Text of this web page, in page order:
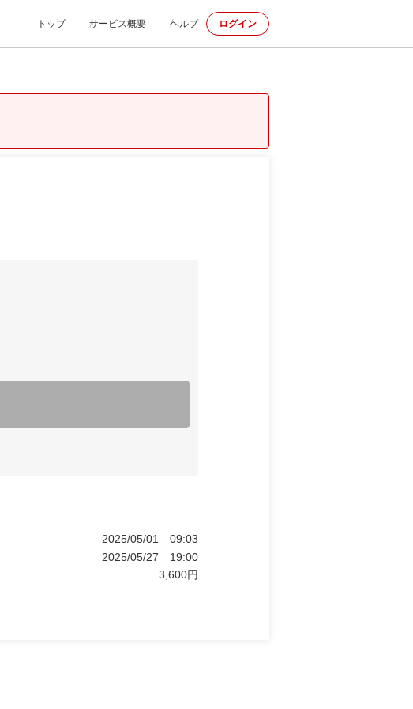
トップ サービス概要 ヘルプ ログイン
2025/05/01
09:03
2025/05/27
19:00
3,600円